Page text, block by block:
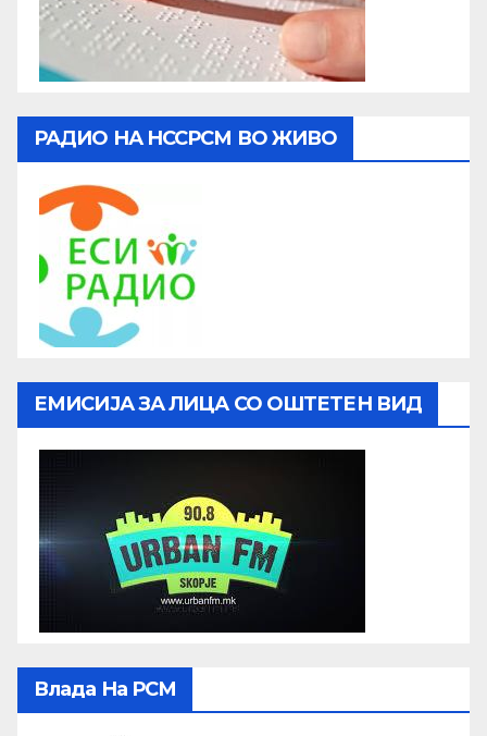
РАДИО НА НССРСМ ВО ЖИВО
ЕМИСИЈА ЗА ЛИЦА СО ОШТЕТЕН ВИД
Влада На РСМ